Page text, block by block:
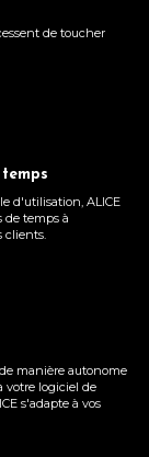
de toucher
d'utilisation, ALICE
de temps à
clients.
manière autonome
votre logiciel de
s'adapte à vos